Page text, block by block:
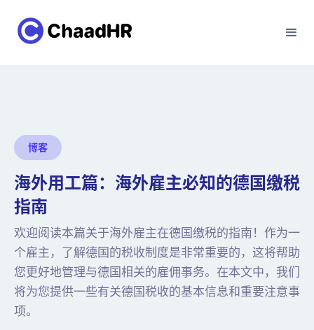
博客
海外用工篇：海外雇主必知的德国缴税
指南
欢迎阅读本篇关于海外雇主在德国缴税的指南！作为一
个雇主，了解德国的税收制度是非常重要的，这将帮助
您更好地管理与德国相关的雇佣事务。在本文中，我们
将为您提供一些有关德国税收的基本信息和重要注意事
项。